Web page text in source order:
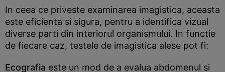
In ceea ce priveste examinarea imagistica, aceasta
este eficienta si sigura, pentru a identifica vizual
diverse parti din interiorul organismului. In functie
de fiecare caz, testele de imagistica alese pot fi:
Ecografia este un mod de a evalua abdomenul si